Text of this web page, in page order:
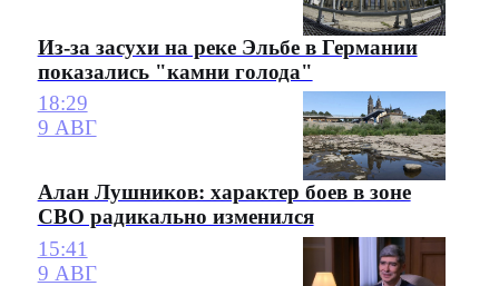
Из-за засухи на реке Эльбе в Германии
показались "камни голода"
18:29
9 АВГ
Алан Лушников: характер боев в зоне
СВО радикально изменился
15:41
9 АВГ